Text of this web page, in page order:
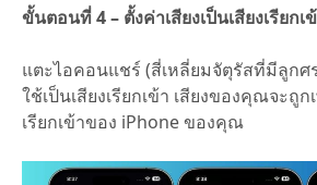
ขั้นตอนที่ 4 – ตั้งค่าเสียงเป็นเสียงเรียกเ
แตะไอคอนแชร์ (สี่เหลี่ยมจัตุรัสที่มีลูกศ
ใช้เป็นเสียงเรียกเข้า เสียงของคุณจะถูก
เรียกเข้าของ iPhone ของคุณ